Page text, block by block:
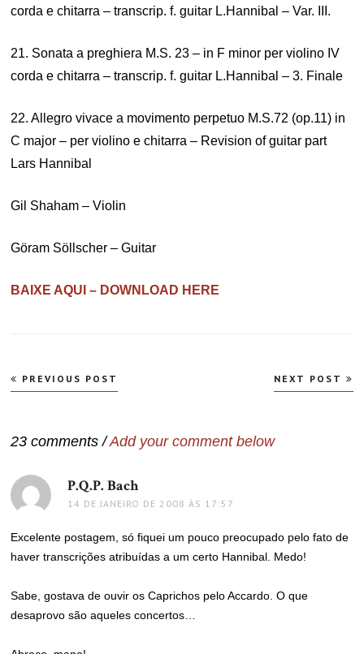
corda e chitarra – transcrip. f. guitar L.Hannibal – Var. III.
21. Sonata a preghiera M.S. 23 – in F minor per violino IV
corda e chitarra – transcrip. f. guitar L.Hannibal – 3. Finale
22. Allegro vivace a movimento perpetuo M.S.72 (op.11) in
C major – per violino e chitarra – Revision of guitar part
Lars Hannibal
Gil Shaham – Violin
Göram Söllscher – Guitar
BAIXE AQUI – DOWNLOAD HERE
Navegação
de
PREVIOUS POST NEXT POST
23 comments /Add your comment below
P.Q.P. Bachdisse:
14 DE JANEIRO DE 2008 ÀS 17:57
Excelente postagem, só fiquei um pouco preocupado pelo fato de
haver transcrições atribuídas a um certo Hannibal. Medo!
Sabe, gostava de ouvir os Caprichos pelo Accardo. O que
desaprovo são aqueles concertos…